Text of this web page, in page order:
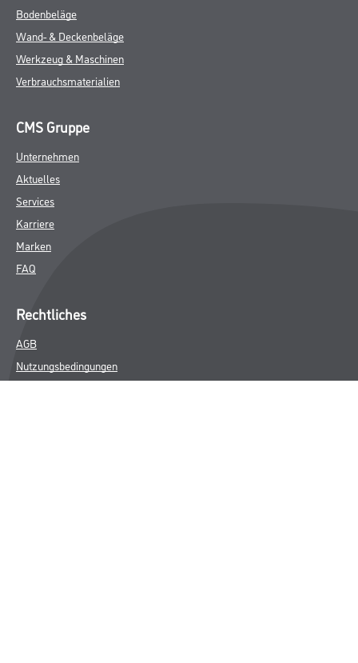
Bodenbeläge
Wand- & Deckenbeläge
Werkzeug & Maschinen
Verbrauchsmaterialien
CMS Gruppe
Unternehmen
Aktuelles
Services
Karriere
Marken
FAQ
Rechtliches
AGB
Nutzungsbedingungen